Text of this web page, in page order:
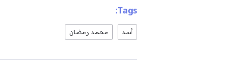
Tags:
أسد محمد رمضان